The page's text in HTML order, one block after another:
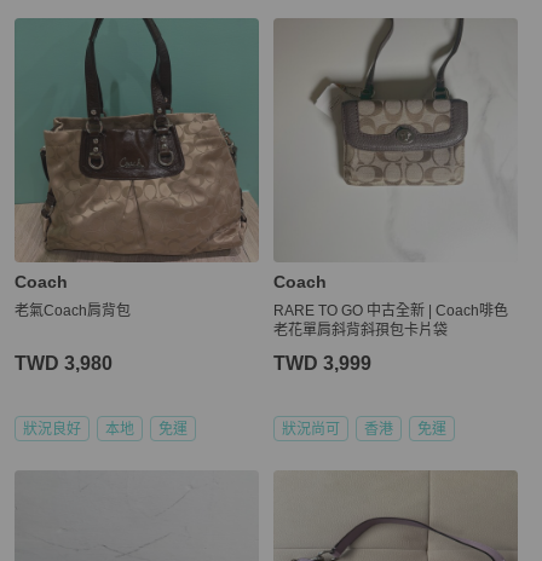
Coach
老氣Coach肩背包
TWD 3,980
狀況良好 本地 免運
Coach
RARE TO GO 中古全新 | Coach啡色
老花單肩斜背斜孭包卡片袋
TWD 3,999
狀況尚可 香港 免運